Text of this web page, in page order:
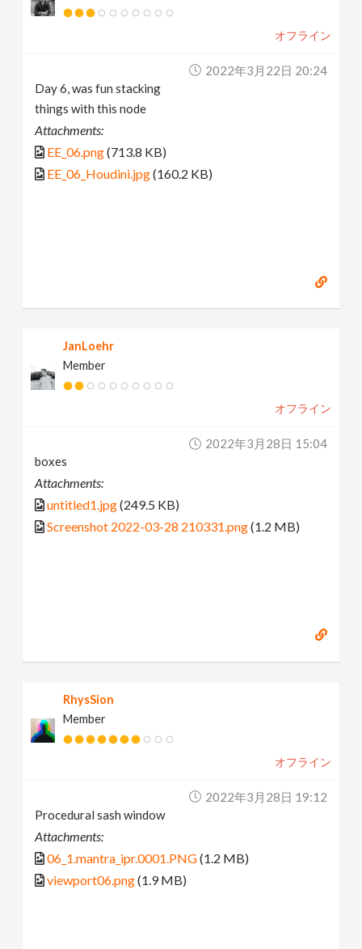
オフライン
2022年3月22日 20:24
Day 6, was fun stacking
things with this node
Attachments:
EE_06.png(713.8 KB)
EE_06_Houdini.jpg(160.2 KB)
JanLoehr
Member
オフライン
2022年3月28日 15:04
boxes
Attachments:
untitled1.jpg(249.5 KB)
Screenshot 2022-03-28 210331.png(1.2 MB)
RhysSion
Member
オフライン
2022年3月28日 19:12
Procedural sash window
Attachments:
06_1.mantra_ipr.0001.PNG(1.2 MB)
viewport06.png(1.9 MB)